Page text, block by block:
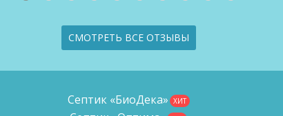
СМОТРЕТЬ ВСЕ ОТЗЫВЫ
Септик «БиоДека» ХИТ